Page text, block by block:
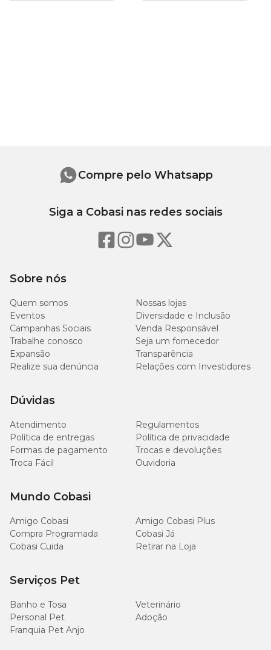
Sobre nós
Quem somos
Nossas lojas
Eventos
Diversidade e Inclusão
Campanhas Sociais
Venda Responsável
Trabalhe conosco
Seja um fornecedor
Expansão
Transparência
Realize sua denúncia
Relações com Investidores
Dúvidas
Atendimento
Regulamentos
Política de entregas
Política de privacidade
Formas de pagamento
Trocas e devoluções
Troca Fácil
Ouvidoria
Mundo Cobasi
Amigo Cobasi
Amigo Cobasi Plus
Compra Programada
Cobasi Já
Cobasi Cuida
Retirar na Loja
Serviços Pet
Banho e Tosa
Veterinário
Personal Pet
Adoção
Franquia Pet Anjo
Compre pelo Whatsapp
Siga a Cobasi nas redes sociais